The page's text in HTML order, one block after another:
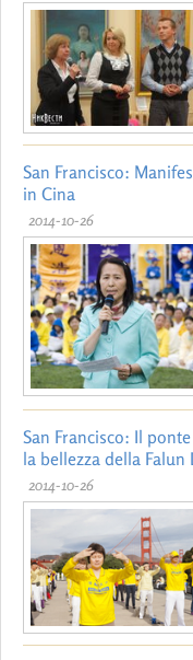
San Francisco:
in Cina
2014-10-26
San Francisco: Il
la bellezza della Falun
2014-10-26